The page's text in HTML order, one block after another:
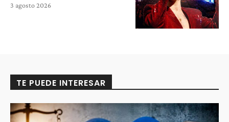
3 agosto 2026
TE PUEDE INTERESAR